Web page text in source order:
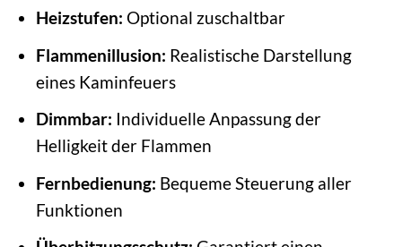
Heizstufen: Optional zuschaltbar
Flammenillusion: Realistische Darstellung
eines Kaminfeuers
Dimmbar: Individuelle Anpassung der
Helligkeit der Flammen
Fernbedienung: Bequeme Steuerung aller
Funktionen